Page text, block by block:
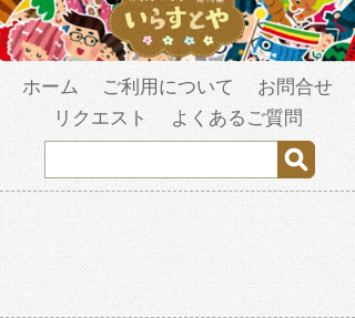
ホーム ご利用について
お問合せ
リクエスト
よくあるご質問